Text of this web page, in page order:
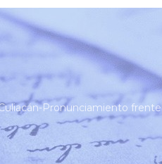
Pronunciamiento